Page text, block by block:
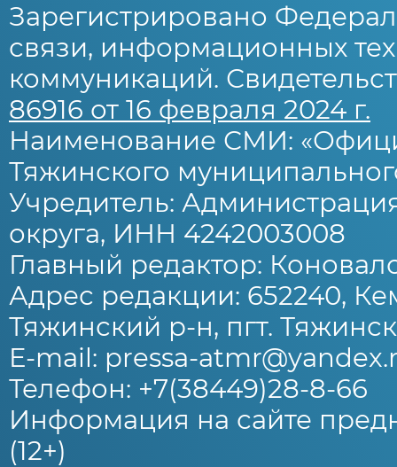
Зарегистрировано
связи, информационных
коммуникаций.
86916 от 16 февраля 2024 г.
Наименование СМИ:
Тяжинского
Учредитель:
округа, ИНН 4242003008
Главный редактор:
Адрес редакции: 652240,
Тяжинский р-н, пгт.
E-mail: pressa-
Телефон: +7(38449)28-8-66
Информация на сайте
(12+)